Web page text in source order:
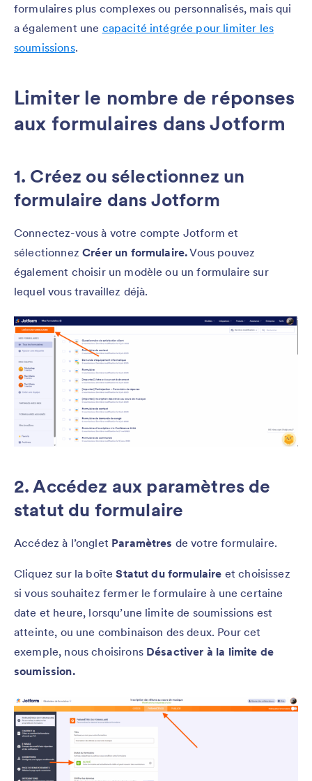
formulaires plus complexes ou personnalisés, mais qui
a également une capacité intégrée pour limiter les
soumissions.
Limiter le nombre de réponses
aux formulaires dans Jotform
1. Créez ou sélectionnez un
formulaire dans Jotform
Connectez-vous à votre compte Jotform et
sélectionnezCréer un formulaire.Vous pouvez
également choisir un modèle ou un formulaire sur
lequel vous travaillez déjà.
2. Accédez aux paramètres de
statut du formulaire
Accédez à l’onglet Paramètres de votre formulaire.
Cliquez sur la boîteStatut du formulaire et choisissez
si vous souhaitez fermer le formulaire à une certaine
date et heure, lorsqu’une limite de soumissions est
atteinte, ou une combinaison des deux. Pour cet
exemple, nous choisirons Désactiver à la limite de
soumission.